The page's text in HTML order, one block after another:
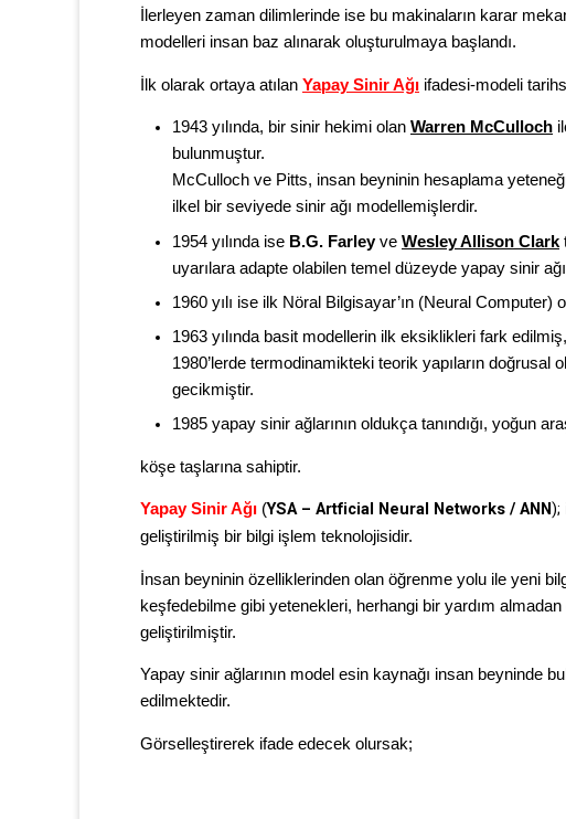
İlerleyen zaman dilimlerinde ise bu makinaların karar
modelleri insan baz alınarak oluşturulmaya başlandı.
İlk olarak ortaya atılan Yapay Sinir Ağı ifadesi-modeli
1943 yılında, bir sinir hekimi olan Warren McCulloch
bulunmuştur.
McCulloch ve Pitts, insan beyninin hesaplama
ilkel bir seviyede sinir ağı modellemişlerdir.
1954 yılında ise B.G. Farleyve Wesley Allison Clark
uyarılara adapte olabilen temel düzeyde yapay sinir
1960 yılı ise ilk Nöral Bilgisayar’ın (Neural Computer)
1963 yılında basit modellerin ilk eksiklikleri fark
1980’lerde termodinamikteki teorik yapıların doğrusal
gecikmiştir.
1985 yapay sinir ağlarının oldukça tanındığı, yoğun
köşe taşlarına sahiptir.
Yapay Sinir Ağı (YSA – Artficial Neural Networks / ANN);
geliştirilmiş bir bilgi işlem teknolojisidir.
İnsan beyninin özelliklerinden olan öğrenme yolu ile yeni
keşfedebilme gibi yetenekleri, herhangi bir yardım
geliştirilmiştir.
Yapay sinir ağlarının model esin kaynağı insan beyninde
edilmektedir.
Görselleştirerek ifade edecek olursak;